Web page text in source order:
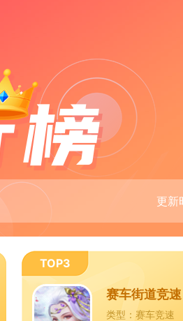
更
TOP3
赛车街道竞速
类型：赛车竞速